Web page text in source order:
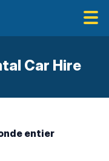
Car Hire
entier